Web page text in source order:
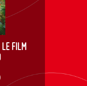
LE FILM